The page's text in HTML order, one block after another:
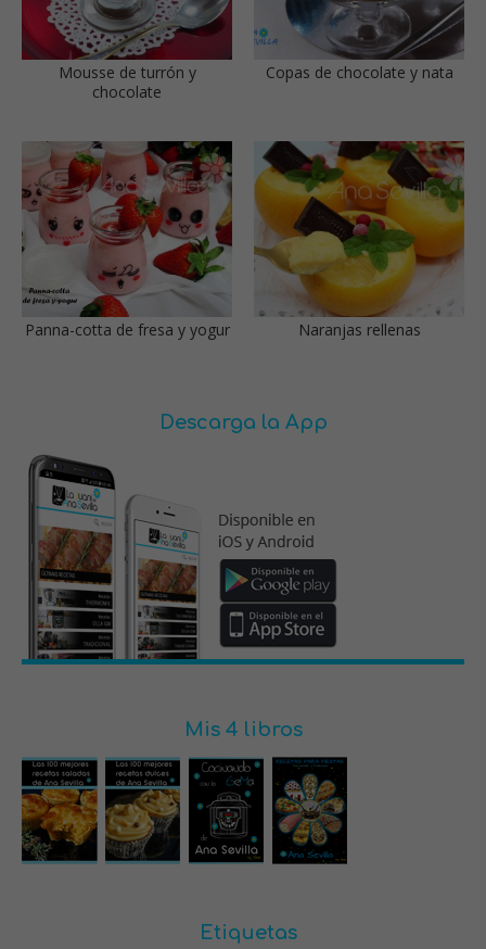
Mousse de turrón y
chocolate
Copas de chocolate y nata
Panna-cotta de fresa y yogur Naranjas rellenas
Descarga la App
Mis 4 libros
Etiquetas